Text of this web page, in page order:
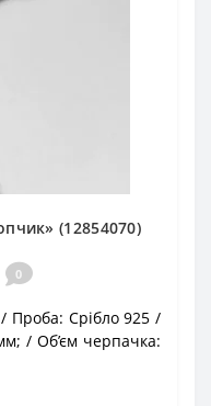
(12854070)
0
Проба: Срібло 925
Об’єм черпачка: